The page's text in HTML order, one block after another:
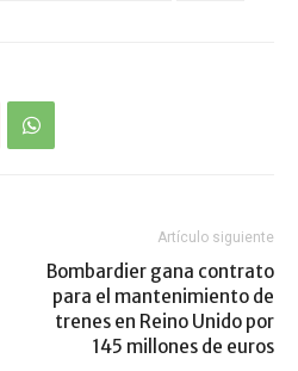
Artículo siguiente
Bombardier gana contrato
para el mantenimiento de
trenes en Reino Unido por
145 millones de euros